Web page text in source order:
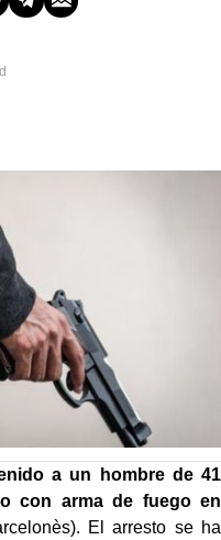
a un hombre de 41
con arma de fuego en
El arresto se ha